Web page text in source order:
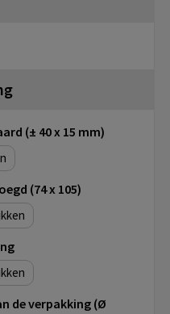
(± 40 x 15 mm)
(74 x 105)
de verpakking (Ø